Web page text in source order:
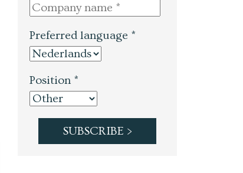
Preferred language *
Position *